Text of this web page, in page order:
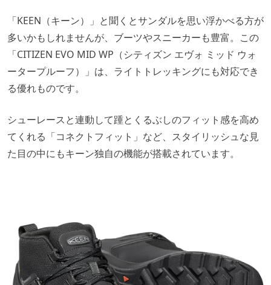
「KEEN（キーン）」と聞くとサンダルを思い浮かべる方が
多いかもしれませんが、ブーツやスニーカーも豊富。この
「CITIZEN EVO MID WP（シティズン エヴォ ミッド ウォ
ータープルーフ）」は、ライトトレッキングにも対応でき
る優れものです。
シューレースと連動して踵とくるぶしのフィット感を高め
てくれる「コネクトフィット」など、スタイリッシュな見
た目の中にもキーン独自の機能が搭載されています。